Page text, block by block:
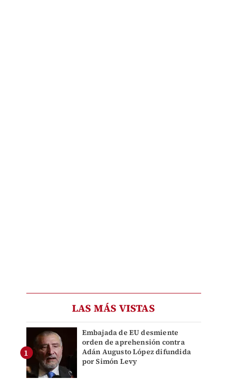
LAS MÁS VISTAS
Embajada de EU desmiente
orden de aprehensión contra
Adán Augusto López difundida
por Simón Levy